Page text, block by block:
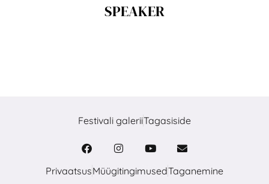
SPEAKER
Festivali galeriiTagasiside
PrivaatsusMüügitingimusedTaganemine